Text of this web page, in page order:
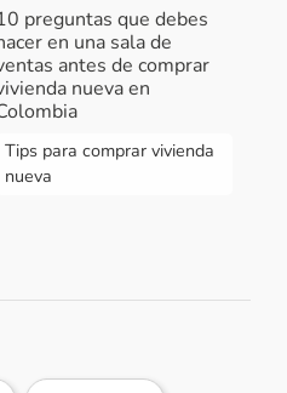
preguntas que debes
en una sala de
antes de comprar
nueva en
Tips para comprar vivienda
nueva